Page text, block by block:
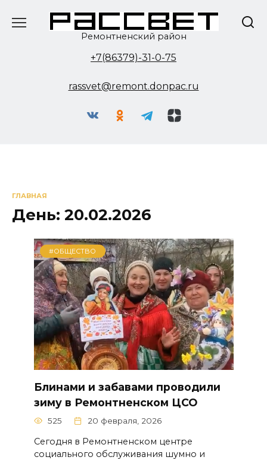
Ремонтненский район
+7(86379)-31-0-75
rassvet@remont.donpac.ru
ГЛАВНАЯ
День: 20.02.2026
#ОБЩЕСТВО
Блинами и забавами проводили
зиму в Ремонтненском ЦСО
525 20 февраля, 2026
Сегодня в Ремонтненском центре
социального обслуживания шумно и